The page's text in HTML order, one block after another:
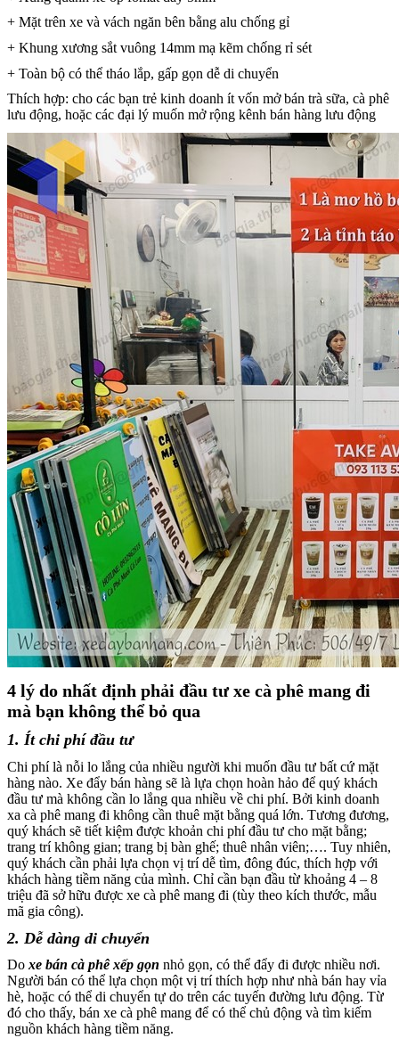
+ Mặt trên xe và vách ngăn bên bằng alu chống gỉ
+ Khung xương sắt vuông 14mm mạ kẽm chống rỉ sét
+ Toàn bộ có thể tháo lắp, gấp gọn dễ di chuyển
Thích hợp: cho các bạn trẻ kinh doanh ít vốn mở bán trà sữa, cà phê
lưu động, hoặc các đại lý muốn mở rộng kênh bán hàng lưu động
4 lý do nhất định phải đầu tư xe cà phê mang đi
mà bạn không thể bỏ qua
1. Ít chi phí đầu tư
Chi phí là nỗi lo lắng của nhiều người khi muốn đầu tư bất cứ mặt
hàng nào. Xe đẩy bán hàng sẽ là lựa chọn hoàn hảo để quý khách
đầu tư mà không cần lo lắng qua nhiều về chi phí. Bởi kinh doanh
xa cà phê mang đi không cần thuê mặt bằng quá lớn. Tương đương,
quý khách sẽ tiết kiệm được khoản chi phí đầu tư cho mặt bằng;
trang trí không gian; trang bị bàn ghế; thuê nhân viên;…. Tuy nhiên,
quý khách cần phải lựa chọn vị trí dễ tìm, đông đúc, thích hợp với
khách hàng tiềm năng của mình. Chỉ cần bạn đầu từ khoảng 4 – 8
triệu đã sở hữu được xe cà phê mang đi (tùy theo kích thước, mẫu
mã gia công).
2. Dễ dàng di chuyển
Do xe bán cà phê xếp gọn nhỏ gọn, có thể đẩy đi được nhiều nơi.
Người bán có thể lựa chọn một vị trí thích hợp như nhà bán hay vỉa
hè, hoặc có thể di chuyển tự do trên các tuyến đường lưu động. Từ
đó cho thấy, bán xe cà phê mang để có thể chủ động và tìm kiếm
nguồn khách hàng tiềm năng.